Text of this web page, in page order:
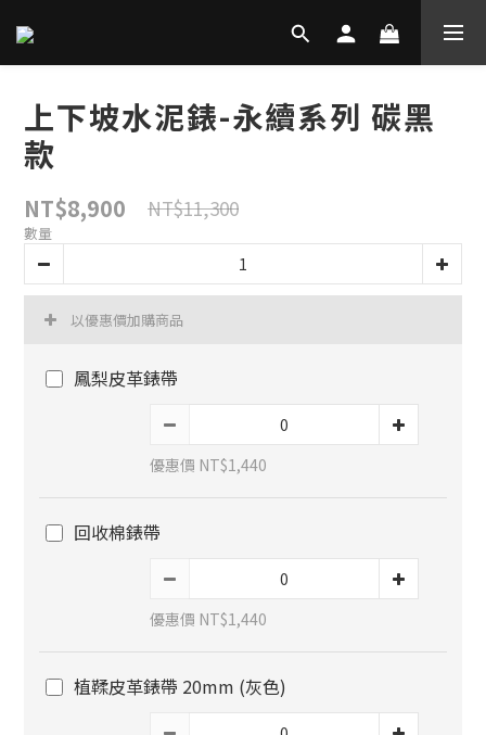
上下坡水泥錶-永續系列 碳黑
款
NT$8,900 NT$11,300
數量
以優惠價加購商品
鳳梨皮革錶帶
優惠價 NT$1,440
回收棉錶帶
優惠價 NT$1,440
植鞣皮革錶帶 20mm (灰色)